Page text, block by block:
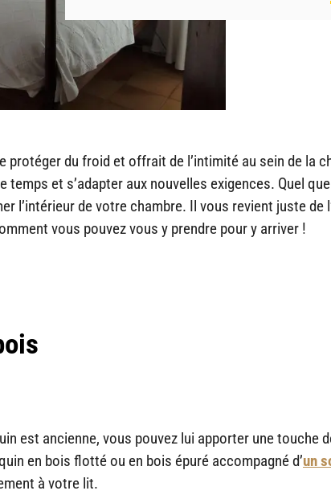
protéger du froid et offrait de l’intimité au sein de la
temps et s’adapter aux nouvelles exigences. Quel
l’intérieur de votre chambre. Il vous revient juste de
vous pouvez vous y prendre pour y arriver !
est ancienne, vous pouvez lui apporter une touche
en bois flotté ou en bois épuré accompagné d’un
à votre lit.